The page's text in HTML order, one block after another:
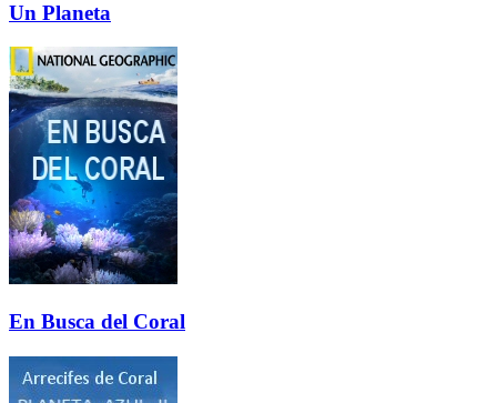
Un Planeta
En Busca del Coral